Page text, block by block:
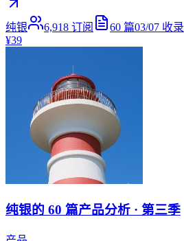
纯银 6,918 订阅 60 篇03/07 收录
¥39
纯银的 60 篇产品分析 · 第三季